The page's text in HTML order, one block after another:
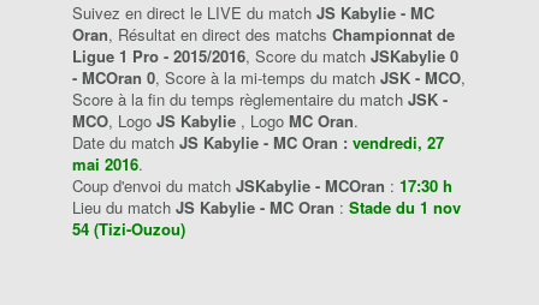
Suivez en direct le LIVE du match JS Kabylie - MC
Oran, Résultat en direct des matchs Championnat de
Ligue 1 Pro - 2015/2016, Score du match JSKabylie 0
- MCOran 0, Score à la mi-temps du match JSK - MCO,
Score à la fin du temps règlementaire du match JSK -
MCO, Logo JS Kabylie , Logo MC Oran.
Date du match JS Kabylie - MC Oran : vendredi, 27
mai 2016.
Coup d'envoi du match JSKabylie - MCOran : 17:30 h
Lieu du match JS Kabylie - MC Oran : Stade du 1 nov
54 (Tizi-Ouzou)